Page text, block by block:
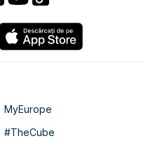
MyEurope
#TheCube